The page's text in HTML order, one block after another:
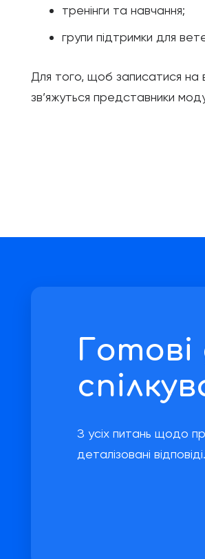
тренінги та навчання;
групи підтримки для
Для того, щоб записатися на
зв’яжуться представники
Готові
З усіх питань щодо
деталізовані відповіді.